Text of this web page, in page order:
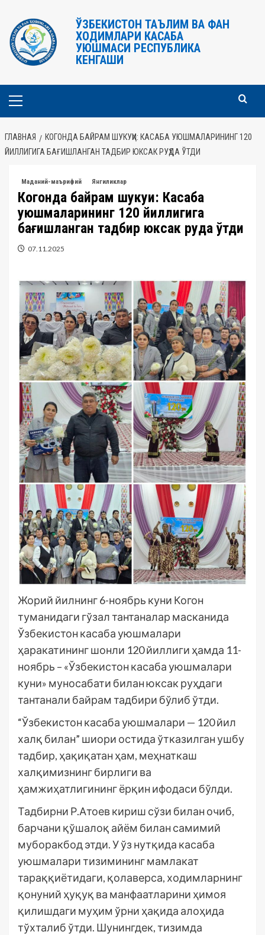
содержимому
ЎЗБЕКИСТОН ТАЪЛИМ ВА ФАН
ХОДИМЛАРИ КАСАБА
УЮШМАСИ РЕСПУБЛИКА
КЕНГАШИ
Основное
ГЛАВНАЯ
КОГОНДА БАЙРАМ ШУКУҲИ: КАСАБА УЮШМАЛАРИНИНГ 120
ЙИЛЛИГИГА БАҒИШЛАНГАН ТАДБИР ЮКСАК РУҲДА ЎТДИ
Маданий-маърифий Янгиликлар
Когонда байрам шукуҳи: Касаба
уюшмаларининг 120 йиллигига
бағишланган тадбир юксак руҳда ўтди
07.11.2025
Жорий йилнинг 6-ноябрь куни Когон
туманидаги гўзал тантаналар масканида
Ўзбекистон касаба уюшмалари
ҳаракатининг шонли 120 йиллиги ҳамда 11-
ноябрь – «Ўзбекистон касаба уюшмалари
куни» муносабати билан юксак руҳдаги
тантанали байрам тадбири бўлиб ўтди.
“Ўзбекистон касаба уюшмалари — 120 йил
халқ билан” шиори остида ўтказилган ушбу
тадбир, ҳақиқатан ҳам, меҳнаткаш
халқимизнинг бирлиги ва
ҳамжиҳатлигининг ёрқин ифодаси бўлди.
Тадбирни Р.Атоев кириш сўзи билан очиб,
барчани қўшалоқ айём билан самимий
муборакбод этди. У ўз нутқида касаба
уюшмалари тизимининг мамлакат
тараққиётидаги, қолаверса, ходимларнинг
қонуний ҳуқуқ ва манфаатларини ҳимоя
қилишдаги муҳим ўрни ҳақида алоҳида
тўхталиб ўтди. Шунингдек, тизимда